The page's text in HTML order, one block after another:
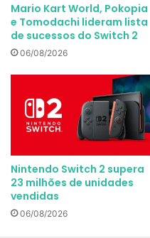
Mario Kart World, Pokopia
e Tomodachi lideram lista
de sucessos do Switch 2
06/08/2026
Nintendo Switch 2 supera
23 milhões de unidades
vendidas
06/08/2026